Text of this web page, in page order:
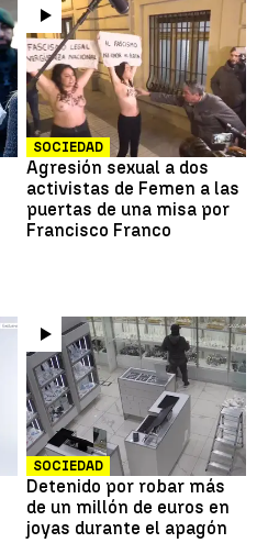
SOCIEDAD
Agresión sexual a dos
activistas de Femen a las
puertas de una misa por
Francisco Franco
SOCIEDAD
Detenido por robar más
de un millón de euros en
joyas durante el apagón